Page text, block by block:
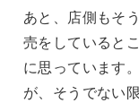
あと、店側もそ
売をしていると
に思っています
が、そうでない